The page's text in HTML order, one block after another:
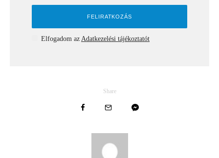
Elfogadom az Adatkezelési tájékoztatót
Share